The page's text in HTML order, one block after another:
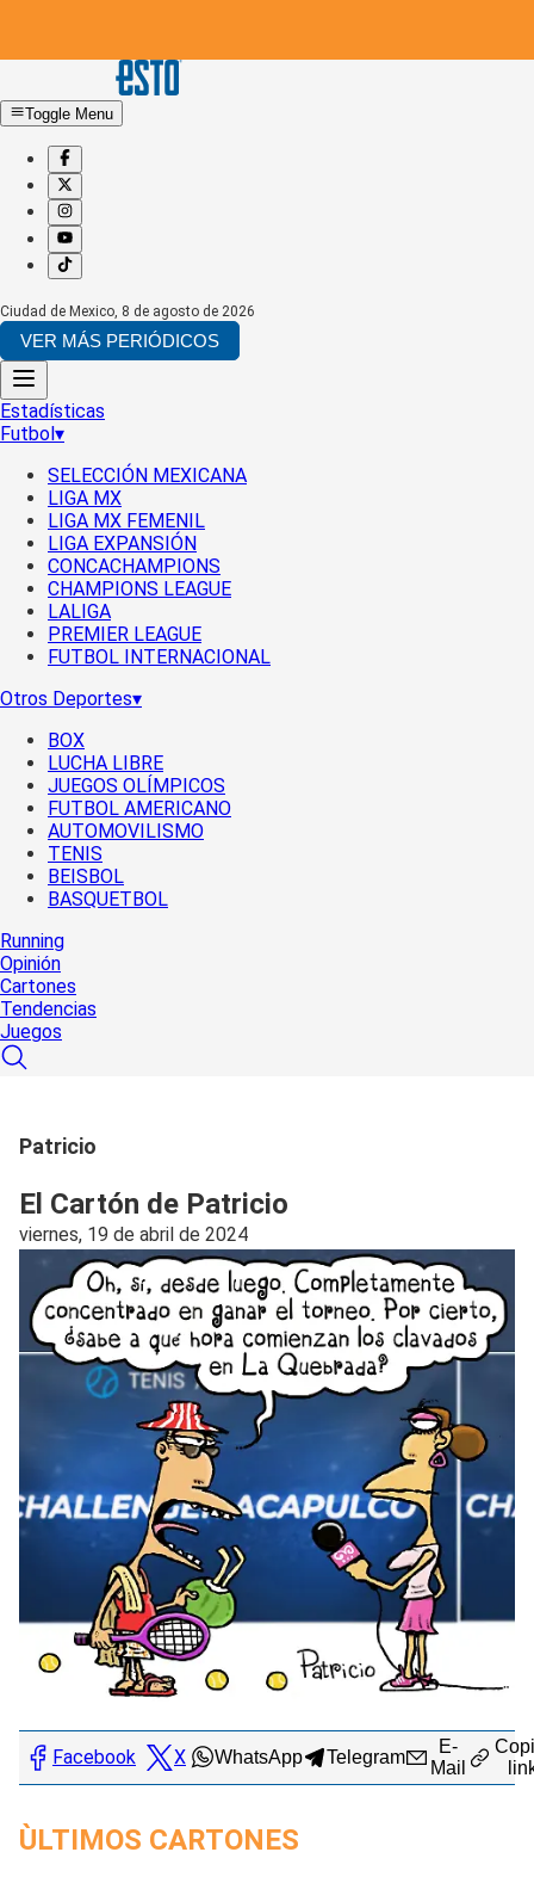
Toggle Menu
Ciudad de Mexico, 8 de agosto de 2026
VER MÁS PERIÓDICOS
Estadísticas
Futbol▾
SELECCIÓN MEXICANA
LIGA MX
LIGA MX FEMENIL
LIGA EXPANSIÓN
CONCACHAMPIONS
CHAMPIONS LEAGUE
LALIGA
PREMIER LEAGUE
FUTBOL INTERNACIONAL
Otros Deportes▾
BOX
LUCHA LIBRE
JUEGOS OLÍMPICOS
FUTBOL AMERICANO
AUTOMOVILISMO
TENIS
BEISBOL
BASQUETBOL
Running
Opinión
Cartones
Tendencias
Juegos
Patricio
El Cartón de Patricio
viernes, 19 de abril de 2024
Facebook X WhatsApp Telegram
E-
Mail
ÙLTIMOS CARTONES